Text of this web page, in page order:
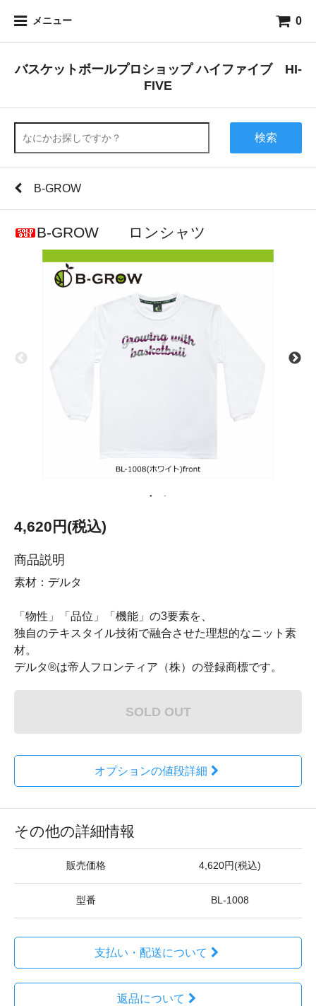
メニュー 0
バスケットボールプロショップ ハイファイブ HI-
FIVE
検索
B-GROW
B-GRОW ロンシャツ
4,620円(税込)
商品説明
素材：デルタ
「物性」「品位」「機能」の3要素を、
独自のテキスタイル技術で融合させた理想的なニット素
材。
デルタ®は帝人フロンティア（株）の登録商標です。
SOLD OUT
オプションの値段詳細
その他の詳細情報
販売価格 4,620円(税込)
型番 BL-1008
支払い・配送について
返品について